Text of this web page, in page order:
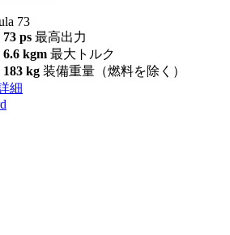
73
73 ps 最高出力
6.6 kgm 最大トルク
183 kg 装備重量（燃料を除く）
細